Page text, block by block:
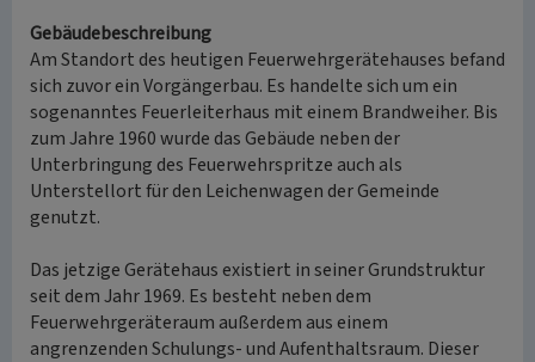
Gebäudebeschreibung
Am Standort des heutigen Feuerwehrgerätehauses befand
sich zuvor ein Vorgängerbau. Es handelte sich um ein
sogenanntes Feuerleiterhaus mit einem Brandweiher. Bis
zum Jahre 1960 wurde das Gebäude neben der
Unterbringung des Feuerwehrspritze auch als
Unterstellort für den Leichenwagen der Gemeinde
genutzt.
Das jetzige Gerätehaus existiert in seiner Grundstruktur
seit dem Jahr 1969. Es besteht neben dem
Feuerwehrgeräteraum außerdem aus einem
angrenzenden Schulungs- und Aufenthaltsraum. Dieser